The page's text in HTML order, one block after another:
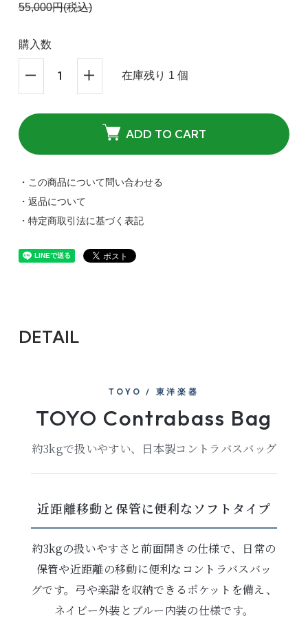
55,000円(税込)
購入数
在庫残り 1 個
ADD TO CART
・この商品について問い合わせる
・返品について
・特定商取引法に基づく表記
DETAIL
TOYO / 東洋楽器
TOYO Contrabass Bag
約3kgで扱いやすい、日本製コントラバスバッグ
近距離移動と保管に便利なソフトタイプ
約3kgの扱いやすさと前面開きの仕様で、日常の
保管や近距離の移動に便利なコントラバスバッ
グです。弓や楽譜を収納できるポケットを備え、
ネイビー外装とブルー内装の仕様です。